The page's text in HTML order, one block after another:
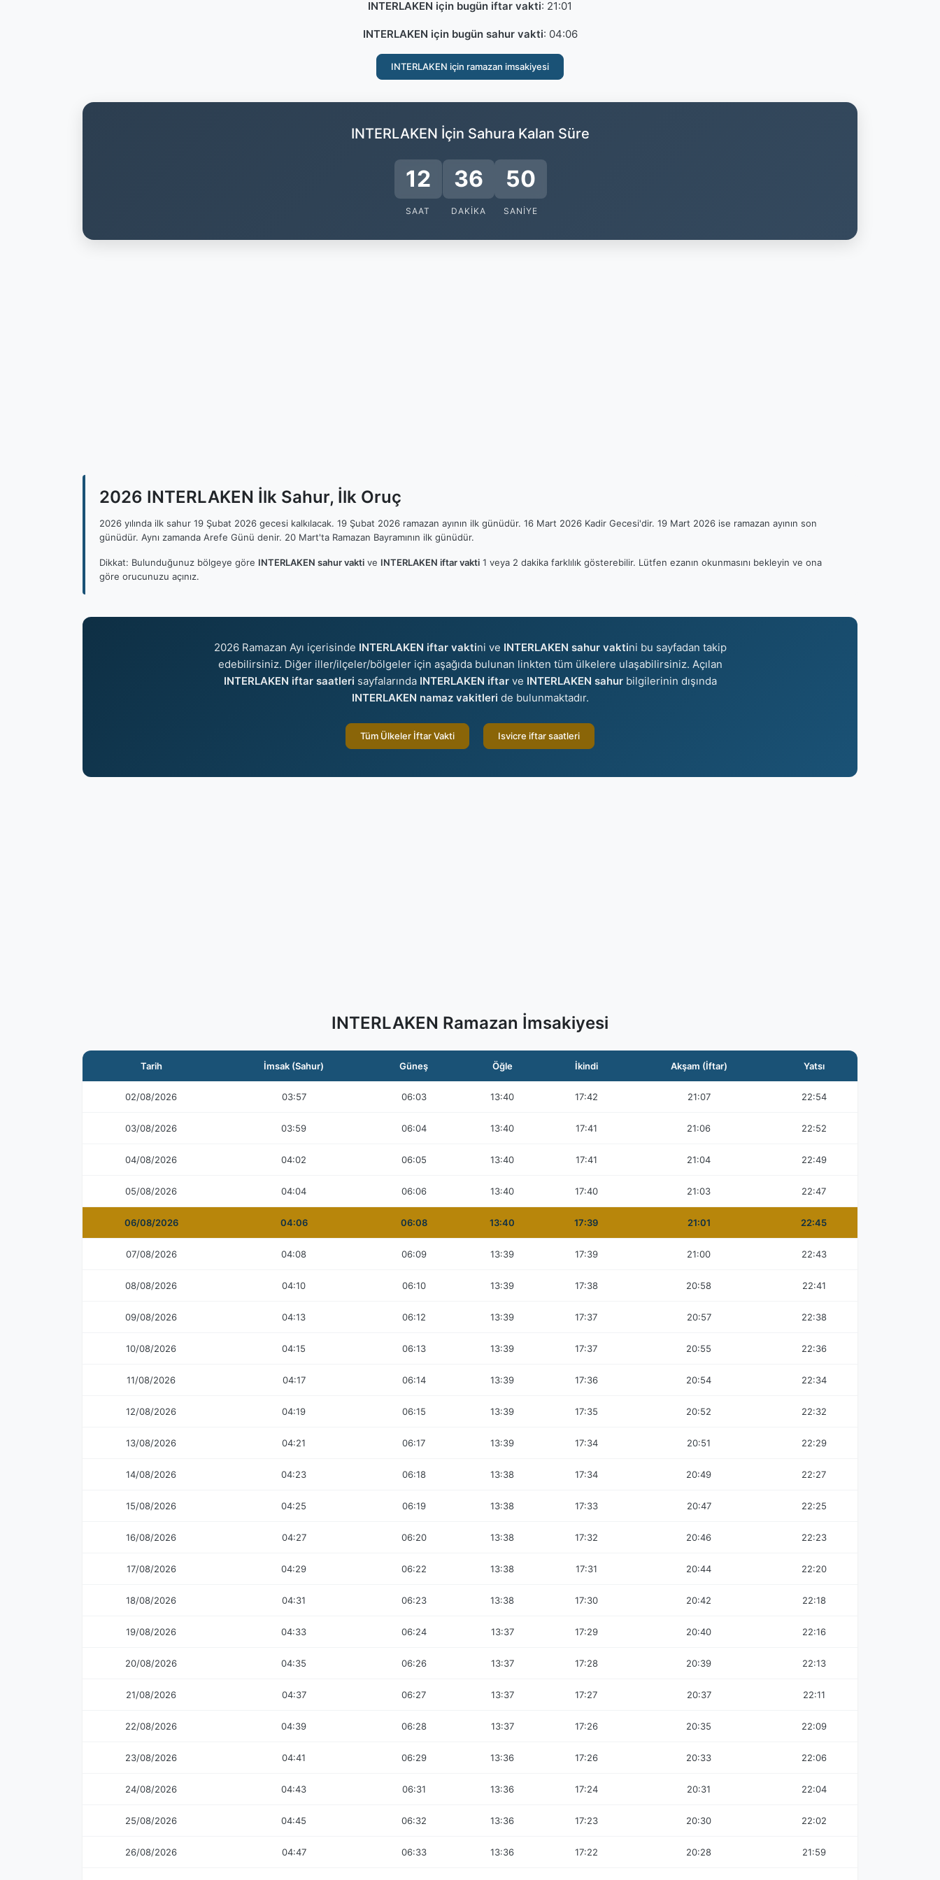
INTERLAKEN için bugün iftar vakti: 21:01
INTERLAKEN için bugün sahur vakti: 04:06
INTERLAKEN için ramazan imsakiyesi
INTERLAKEN İçin Sahura Kalan Süre
12
SAAT
36
DAKIKA
50
SANIYE
2026 INTERLAKEN İlk Sahur, İlk Oruç
2026 yılında ilk sahur 19 Şubat 2026 gecesi kalkılacak. 19 Şubat 2026 ramazan ayının ilk günüdür. 16 Mart 2026 Kadir Gecesi'dir. 19 Mart 2026 ise ramazan ayının son
günüdür. Aynı zamanda Arefe Günü denir. 20 Mart'ta Ramazan Bayramının ilk günüdür.
Dikkat: Bulunduğunuz bölgeye göre INTERLAKEN sahur vakti ve INTERLAKEN iftar vakti 1 veya 2 dakika farklılık gösterebilir. Lütfen ezanın okunmasını bekleyin ve ona
göre orucunuzu açınız.
2026 Ramazan Ayı içerisinde INTERLAKEN iftar vaktini ve INTERLAKEN sahur vaktini bu sayfadan takip
edebilirsiniz. Diğer iller/ilçeler/bölgeler için aşağıda bulunan linkten tüm ülkelere ulaşabilirsiniz. Açılan
INTERLAKEN iftar saatleri sayfalarında INTERLAKEN iftarve INTERLAKEN sahurbilgilerinin dışında
INTERLAKEN namaz vakitleri de bulunmaktadır.
Tüm Ülkeler İftar Vakti Isvicre iftar saatleri
INTERLAKEN Ramazan İmsakiyesi
Tarih İmsak (Sahur) Güneş Öğle İkindi Akşam (İftar) Yatsı
02/08/2026 03:57 06:03 13:40 17:42 21:07 22:54
03/08/2026 03:59 06:04 13:40 17:41 21:06 22:52
04/08/2026 04:02 06:05 13:40 17:41 21:04 22:49
05/08/2026 04:04 06:06 13:40 17:40 21:03 22:47
06/08/2026 04:06 06:08 13:40 17:39 21:01 22:45
07/08/2026 04:08 06:09 13:39 17:39 21:00 22:43
08/08/2026 04:10 06:10 13:39 17:38 20:58 22:41
09/08/2026 04:13 06:12 13:39 17:37 20:57 22:38
10/08/2026 04:15 06:13 13:39 17:37 20:55 22:36
11/08/2026 04:17 06:14 13:39 17:36 20:54 22:34
12/08/2026 04:19 06:15 13:39 17:35 20:52 22:32
13/08/2026 04:21 06:17 13:39 17:34 20:51 22:29
14/08/2026 04:23 06:18 13:38 17:34 20:49 22:27
15/08/2026 04:25 06:19 13:38 17:33 20:47 22:25
16/08/2026 04:27 06:20 13:38 17:32 20:46 22:23
17/08/2026 04:29 06:22 13:38 17:31 20:44 22:20
18/08/2026 04:31 06:23 13:38 17:30 20:42 22:18
19/08/2026 04:33 06:24 13:37 17:29 20:40 22:16
20/08/2026 04:35 06:26 13:37 17:28 20:39 22:13
21/08/2026 04:37 06:27 13:37 17:27 20:37 22:11
22/08/2026 04:39 06:28 13:37 17:26 20:35 22:09
23/08/2026 04:41 06:29 13:36 17:26 20:33 22:06
24/08/2026 04:43 06:31 13:36 17:24 20:31 22:04
25/08/2026 04:45 06:32 13:36 17:23 20:30 22:02
26/08/2026 04:47 06:33 13:36 17:22 20:28 21:59